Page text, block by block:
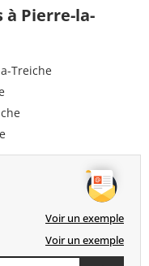
Pierre-la-
Treiche
Voir un exemple
Voir un exemple